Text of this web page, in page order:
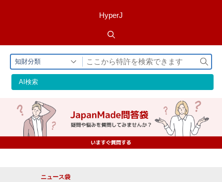
HyperJ
知財分類
検
索
AI検索
ニュース袋